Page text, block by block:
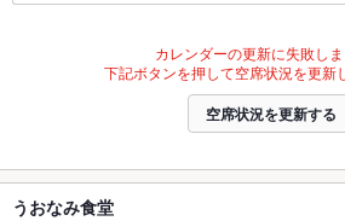
カレンダーの更新に失敗しま
下記ボタンを押して空席状況を更新
空席状況を更新する
うおなみ食堂